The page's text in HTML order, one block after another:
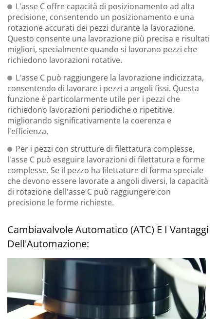
L'asse C offre capacità di posizionamento ad alta
precisione, consentendo un posizionamento e una
rotazione accurati dei pezzi durante la lavorazione.
Questo consente una lavorazione più precisa e risultati
migliori, specialmente quando si lavorano pezzi che
richiedono lavorazioni rotative.
L'asse C può raggiungere la lavorazione indicizzata,
consentendo di lavorare i pezzi a angoli fissi. Questa
funzione è particolarmente utile per i pezzi che
richiedono lavorazioni periodiche o ripetitive,
migliorando significativamente la coerenza e
l'efficienza.
Per i pezzi con strutture di filettatura complesse,
l'asse C può eseguire lavorazioni di filettatura e forme
complesse. Se il pezzo ha filettature di forma speciale
che devono essere lavorate a angoli diversi, la capacità
di rotazione dell'asse C può raggiungere con
precisione le forme richieste.
Cambiavalvole Automatico (ATC) E I Vantaggi
Dell'Automazione: